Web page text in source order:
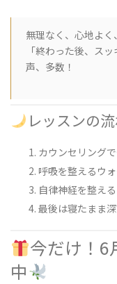
無理なく、心地よ
「終わった後、ス
声、多数！
レッスンの流
カウンセリング
呼吸を整えるウ
自律神経を整え
最後は寝たまま
今だけ！6
中